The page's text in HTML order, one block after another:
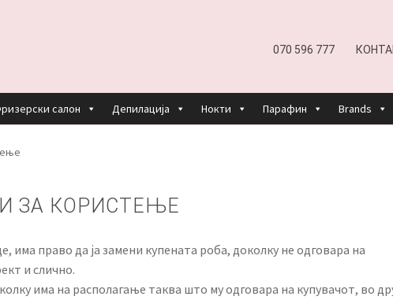
070 596 777
салон Депилација Нокти Парафин Brands
ЗА КОРИСТЕЊЕ
има право да ја замени купената роба, доколку не одговара на
и слично.
има на располагање таква што му одговара на купувачот, во